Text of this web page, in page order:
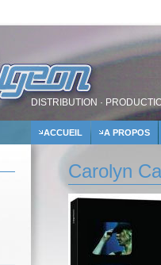
DISTRIBUTION ·
ACCUEIL A PROPOS
Carolyn